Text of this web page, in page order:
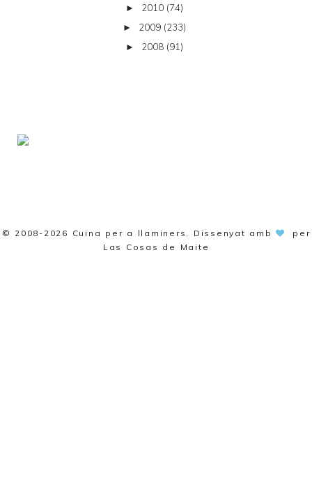
► 2010 (74)
► 2009 (233)
► 2008 (91)
© 2008-2026 Cuina per a llaminers . Dissenyat amb
per
Las Cosas de Maite